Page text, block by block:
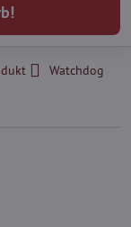
Watchdog